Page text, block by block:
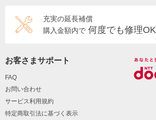
充実の延長補償
購入金額内で 何度でも修理OK
お客さまサポート
FAQ
お問い合わせ
サービス利用規約
特定商取引法に基づく表示